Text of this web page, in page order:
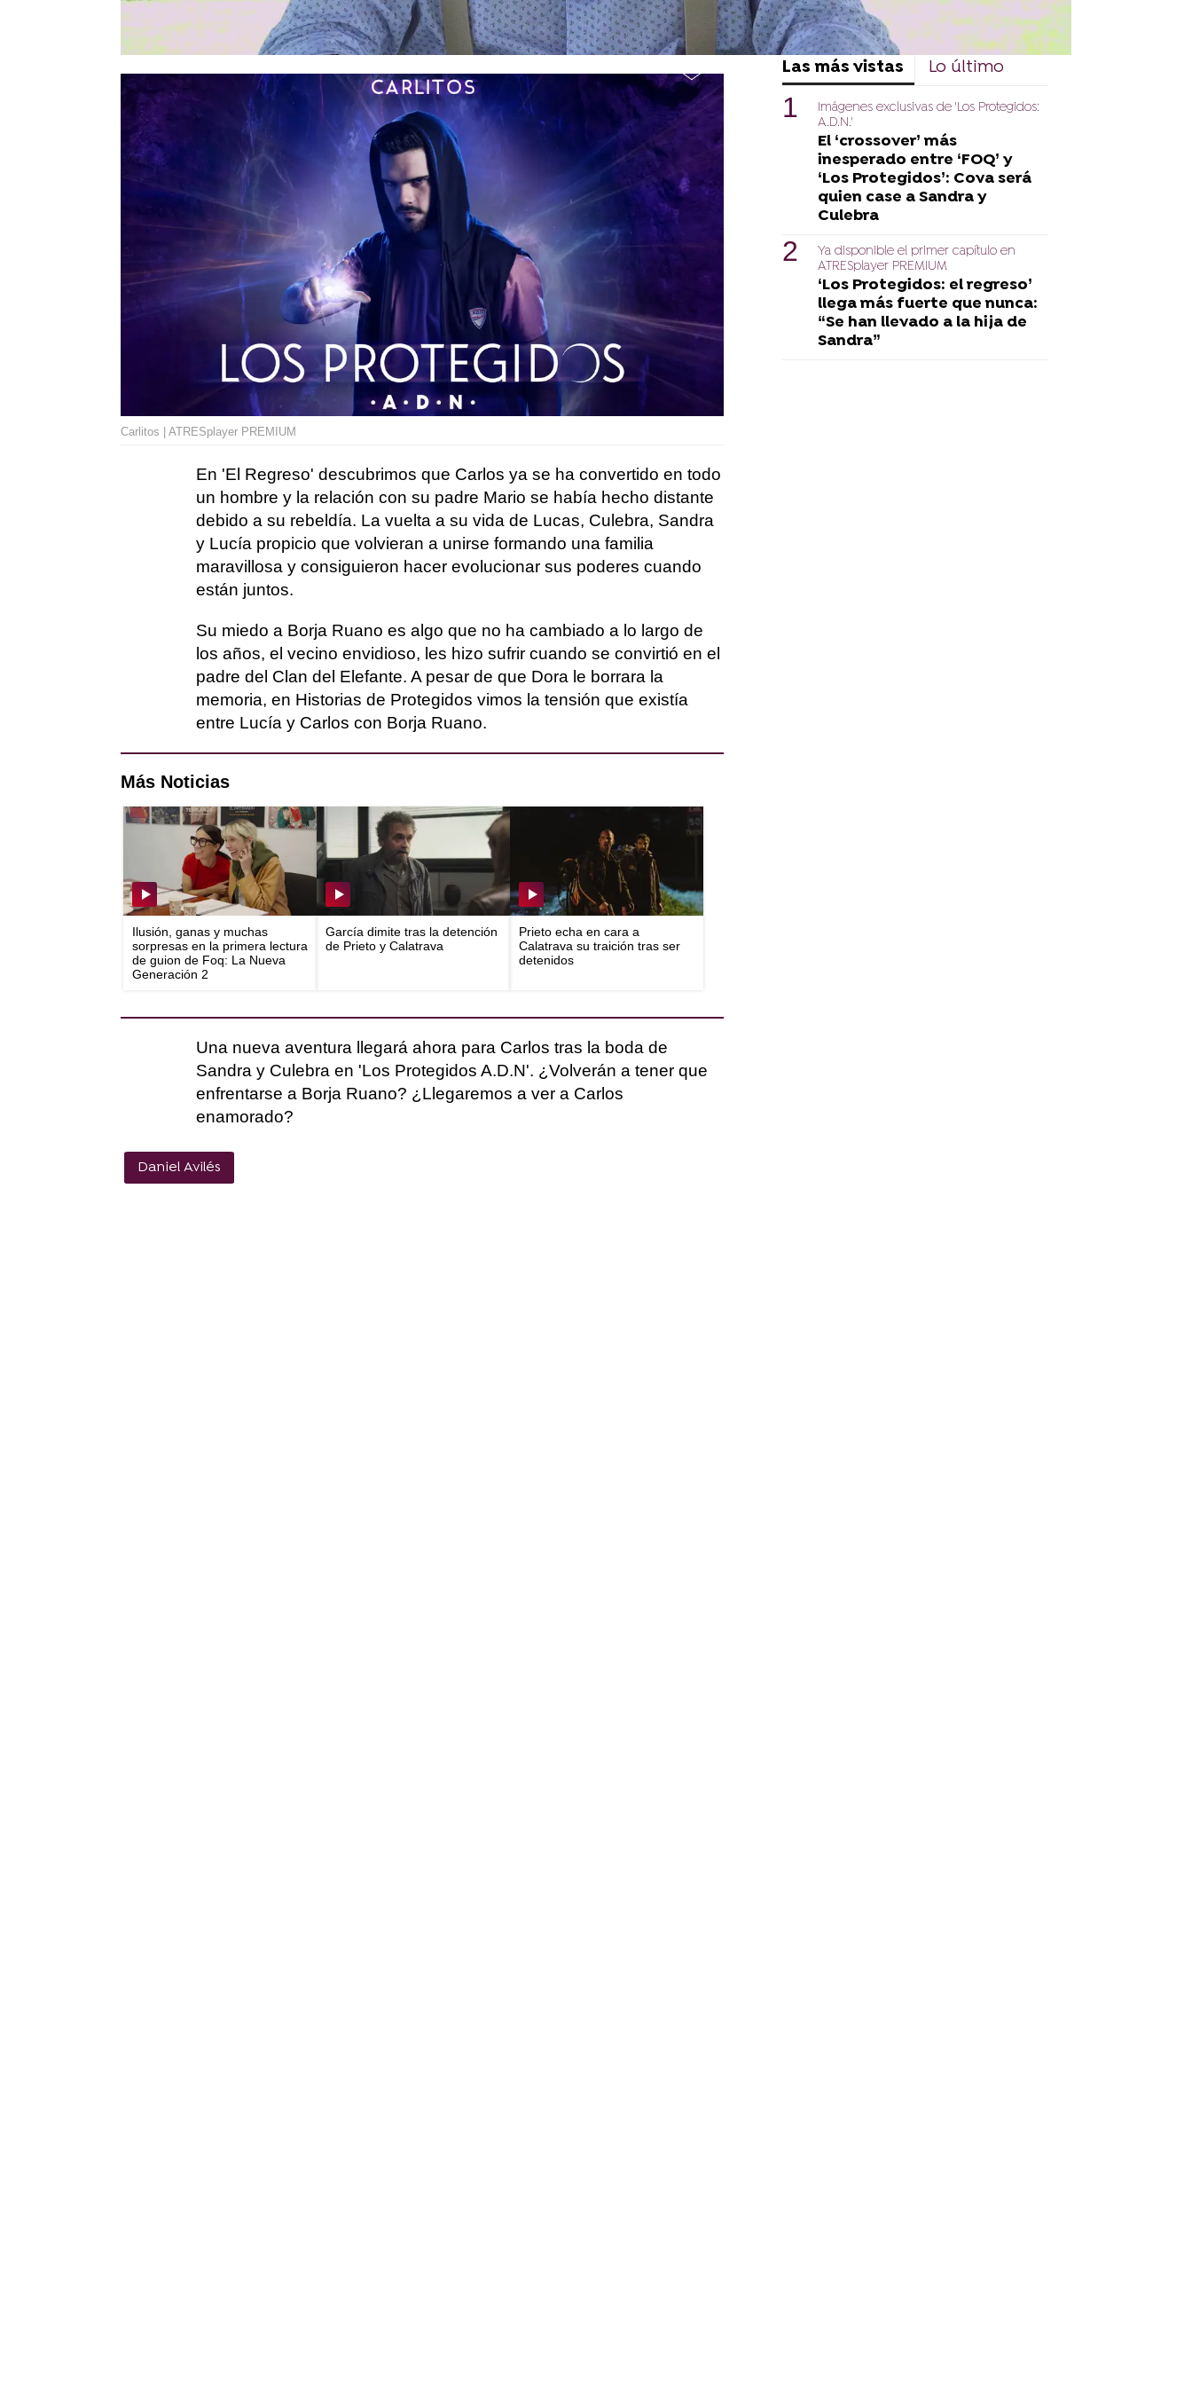
la hermana que tanto deseaba para hacerle sus confesiones, la
pequeña Lucía.
Carlitos | ATRESplayer PREMIUM
En 'El Regreso' descubrimos que Carlos ya se ha convertido en todo
un hombre y la relación con su padre Mario se había hecho distante
debido a su rebeldía. La vuelta a su vida de Lucas, Culebra, Sandra
y Lucía propicio que volvieran a unirse formando una familia
maravillosa y consiguieron hacer evolucionar sus poderes cuando
están juntos.
Su miedo a Borja Ruano es algo que no ha cambiado a lo largo de
los años, el vecino envidioso, les hizo sufrir cuando se convirtió en el
padre del Clan del Elefante. A pesar de que Dora le borrara la
memoria, en Historias de Protegidos vimos la tensión que existía
entre Lucía y Carlos con Borja Ruano.
Más Noticias
Ilusión, ganas y muchas
sorpresas en la primera lectura
de guion de Foq: La Nueva
Generación 2
García dimite tras la detención
de Prieto y Calatrava
Prieto echa en cara a
Calatrava su traición tras ser
detenidos
Una nueva aventura llegará ahora para Carlos tras la boda de
Sandra y Culebra en 'Los Protegidos A.D.N'. ¿Volverán a tener que
enfrentarse a Borja Ruano? ¿Llegaremos a ver a Carlos
enamorado?
Daniel Avilés
Las más vistas Lo último
Imágenes exclusivas de 'Los Protegidos:
A.D.N.'
El ‘crossover’ más
inesperado entre ‘FOQ’ y
‘Los Protegidos’: Cova será
quien case a Sandra y
Culebra
Ya disponible el primer capítulo en
ATRESplayer PREMIUM
‘Los Protegidos: el regreso’
llega más fuerte que nunca:
“Se han llevado a la hija de
Sandra”